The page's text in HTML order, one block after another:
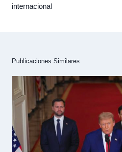
internacional
Publicaciones Similares